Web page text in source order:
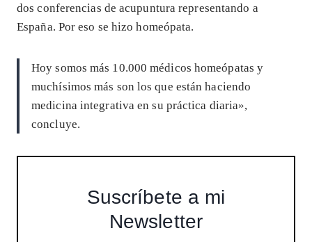
dos conferencias de acupuntura representando a
España. Por eso se hizo homeópata.
Hoy somos más 10.000 médicos homeópatas y
muchísimos más son los que están haciendo
medicina integrativa en su práctica diaria»,
concluye.
Suscríbete a mi
Newsletter